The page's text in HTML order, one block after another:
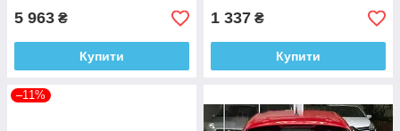
5 963 ₴
Купити
1 337 ₴
Купити
–11%